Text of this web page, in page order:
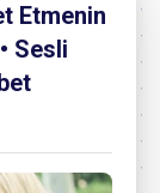
Etmenin
Sesli